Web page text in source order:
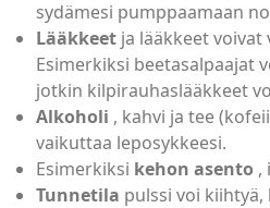
sydämesi pumppaamaan
Lääkkeet ja lääkkeet voivat
Esimerkiksi beetasalpaajat
jotkin kilpirauhaslääkkeet
Alkoholi , kahvi ja tee
vaikuttaa leposykkeesi.
Esimerkiksi kehon asento ,
Tunnetila pulssi voi